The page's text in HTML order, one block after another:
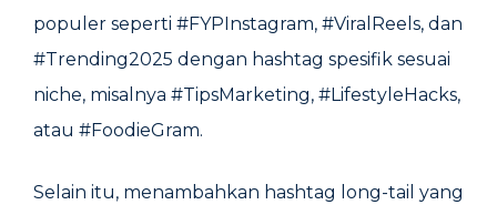
populer seperti #FYPInstagram, #ViralReels, dan
#Trending2025 dengan hashtag spesifik sesuai
niche, misalnya #TipsMarketing, #LifestyleHacks,
atau #FoodieGram.
Selain itu, menambahkan hashtag long-tail yang